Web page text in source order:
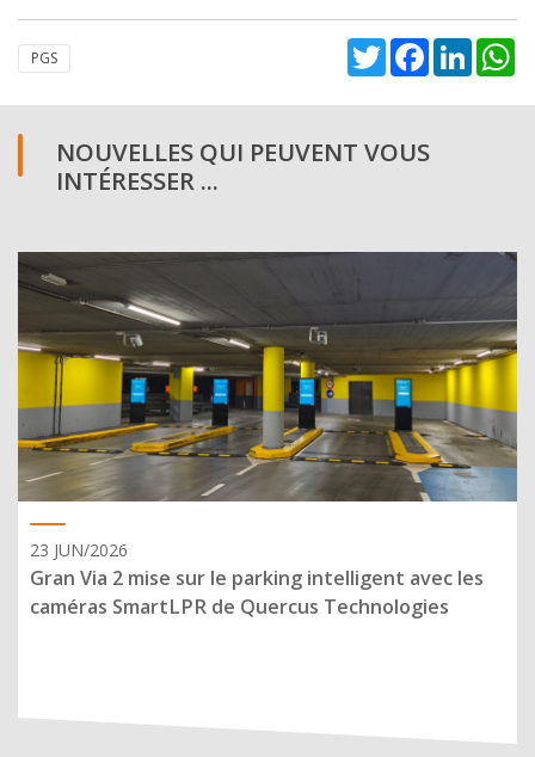
PGS TwitterFacebook
NOUVELLES QUI PEUVENT VOUS
INTÉRESSER ...
23 JUN/2026
Gran Via 2 mise sur le parking intelligent avec les
caméras SmartLPR de Quercus Technologies